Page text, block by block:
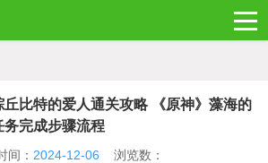
丘比特的爱人通关攻略 《原神》藻海的
完成步骤流程
间： 2024-12-06 浏览数：